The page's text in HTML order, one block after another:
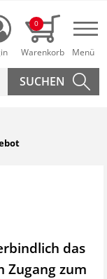
Login
0
das
Zugang zum